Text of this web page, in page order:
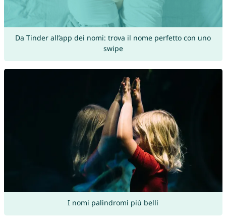
Da Tinder all’app dei nomi: trova il nome perfetto con uno
swipe
I nomi palindromi più belli